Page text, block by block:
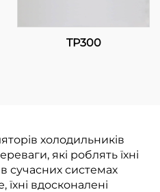
TP300
холодильників
які роблять їхні
сучасних системах
вдосконалені